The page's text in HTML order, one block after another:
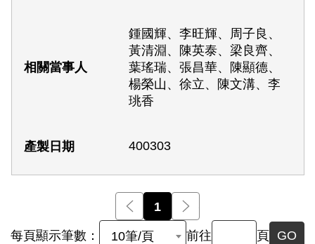
鍾國輝、李旺輝、周子良、
黃清淵、陳英泰、梁良齊、
葉瑤瑞、張昌華、陳顯德、
楊榮山、徐立、陳文溝、李
珧香
400303
前一頁
1
每頁顯示筆數： 10筆/頁 前往 頁 GO